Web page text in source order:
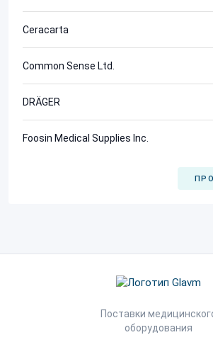
Ceracarta
Common Sense Ltd.
DRÄGER
Foosin Medical Supplies Inc.
Поставки
оборудования